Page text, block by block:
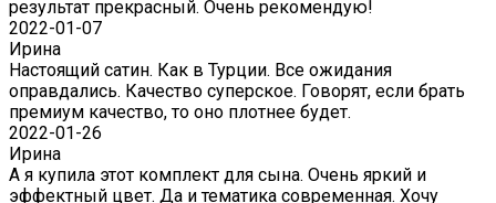
результат прекрасный. Очень рекомендую!
2022-01-07
Ирина
Настоящий сатин. Как в Турции. Все ожидания
оправдались. Качество суперское. Говорят, если брать
премиум качество, то оно плотнее будет.
2022-01-26
Ирина
А я купила этот комплект для сына. Очень яркий и
эффектный цвет. Да и тематика современная. Хочу